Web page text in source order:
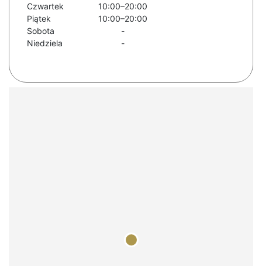
Czwartek
10:00–20:00
Piątek
10:00–20:00
Sobota
-
Niedziela
-